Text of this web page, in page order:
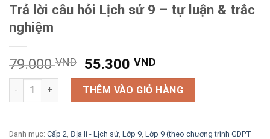
Trả lời câu hỏi Lịch sử 9 – tự luận & trắc
nghiệm
79.000VND
Giá
gốc
là:
79.000 VND.
55.300VNDGiá
hiện
tại
là:
55.300 VND.
Trả lời câu hỏi Lịch sử 9 - tự luận & trắc nghiệm số lượng
THÊM VÀO GIỎ HÀNG
Danh mục: Cấp 2 Địa lí - Lịch sử Lớp 9 Lớp 9 (theo chương trình GDPT